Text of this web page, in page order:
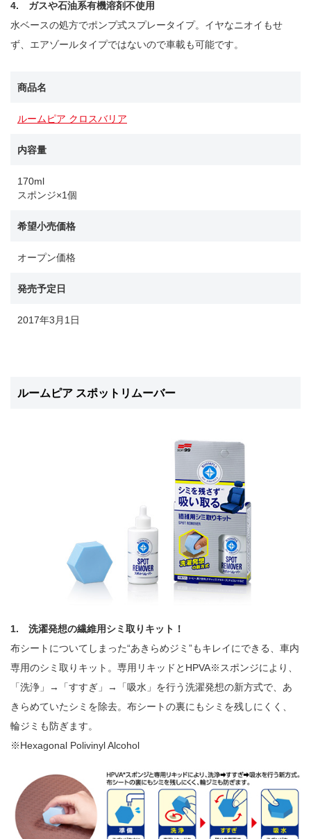
4. ガスや石油系有機溶剤不使用
水ベースの処方でポンプ式スプレータイプ。イヤなニオイもせ
ず、エアゾールタイプではないので車載も可能です。
商品名
ルームピア クロスバリア
内容量
170ml
スポンジ×1個
希望小売価格
オープン価格
発売予定日
2017年3月1日
ルームピア スポットリムーバー
1. 洗濯発想の繊維用シミ取りキット！
布シートについてしまった“あきらめジミ”もキレイにできる、車内
専用のシミ取りキット。専用リキッドとHPVA※スポンジにより、
「洗浄」→「すすぎ」→「吸水」を行う洗濯発想の新方式で、あ
きらめていたシミを除去。布シートの裏にもシミを残しにくく、
輪ジミも防ぎます。
※Hexagonal Polivinyl Alcohol